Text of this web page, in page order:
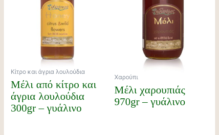
Κίτρο και άγρια λουλούδια
Μέλι από κίτρο και
άγρια λουλούδια
300gr – γυάλινο
Χαρούπι
Μέλι χαρουπιάς
970gr – γυάλινο